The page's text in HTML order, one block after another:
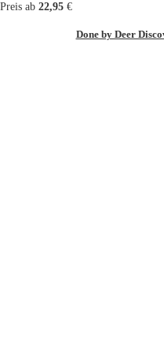
Preis ab 22,95 €
Done by Deer